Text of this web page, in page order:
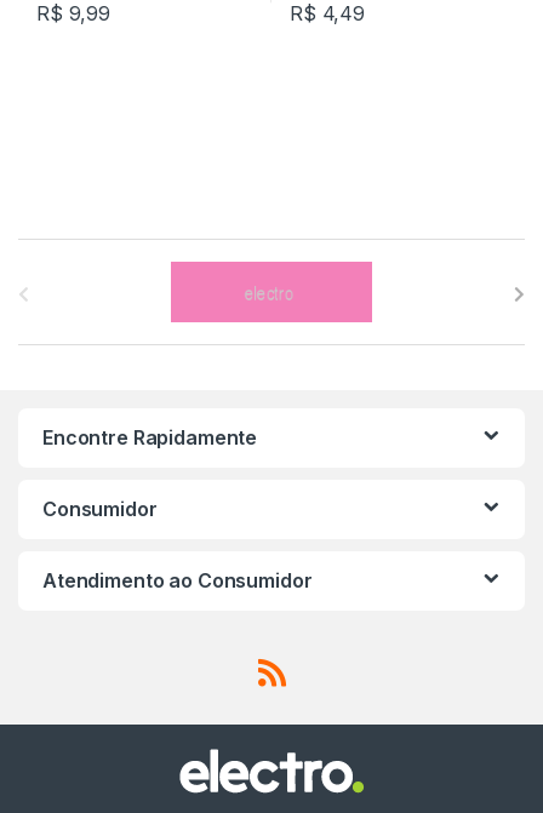
R$ 9,99 R$ 4,49
Encontre Rapidamente
Consumidor
Atendimento ao Consumidor